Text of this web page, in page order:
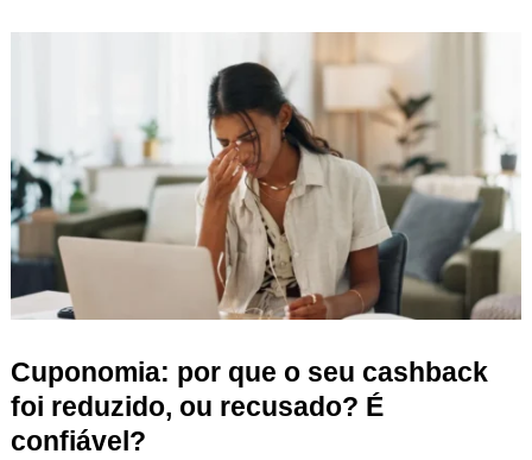
Cuponomia: por que o seu cashback
foi reduzido, ou recusado? É
confiável?